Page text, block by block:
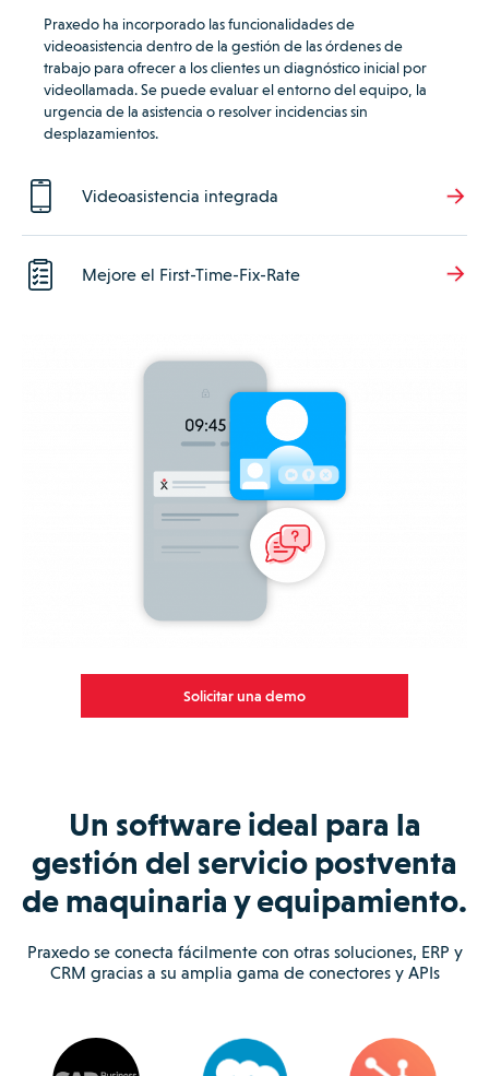
Praxedo ha incorporado las funcionalidades de
videoasistencia dentro de la gestión de las órdenes de
trabajo para ofrecer a los clientes un diagnóstico inicial por
videollamada.Se puede evaluar el entorno del equipo, la
urgencia de la asistencia o resolver incidencias sin
desplazamientos.
Videoasistencia integrada
Mejore el First-Time-Fix-Rate
Solicitar una demo
Un software ideal para la
gestión del servicio postventa
de maquinaria y equipamiento.
Praxedo se conecta fácilmente con otras soluciones, ERP y
CRM gracias a su amplia gama de conectores y APIs